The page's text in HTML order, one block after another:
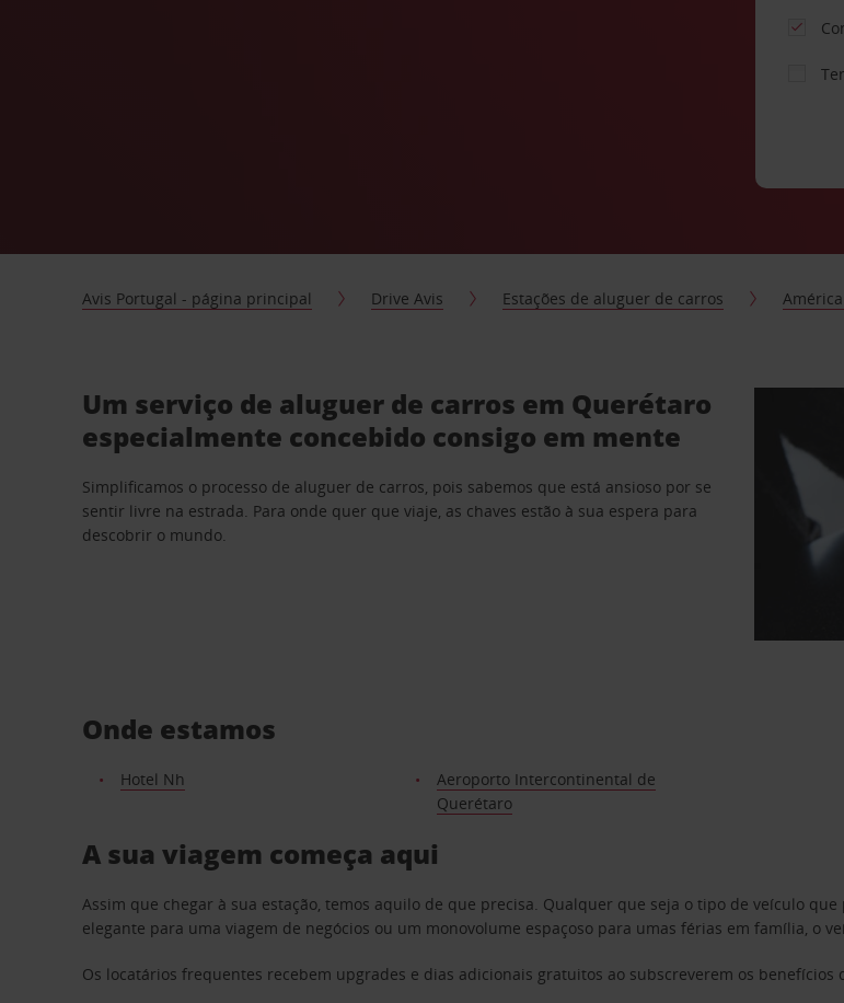
Avis Portugal - página principal Drive Avis Estações de aluguer de carros
Um serviço de aluguer de carros em Querétaro
especialmente concebido consigo em mente
Simplificamos o processo de aluguer de carros, pois sabemos que está ansioso por se
sentir livre na estrada. Para onde quer que viaje, as chaves estão à sua espera para
descobrir o mundo.
Onde estamos
Hotel Nh
Aeroporto Intercontinental de
Querétaro
A sua viagem começa aqui
Assim que chegar à sua estação, temos aquilo de que precisa. Qualquer que seja o tipo de veículo
elegante para uma viagem de negócios ou um monovolume espaçoso para umas férias em família, o
Os locatários frequentes recebem upgrades e dias adicionais gratuitos ao subscreverem os